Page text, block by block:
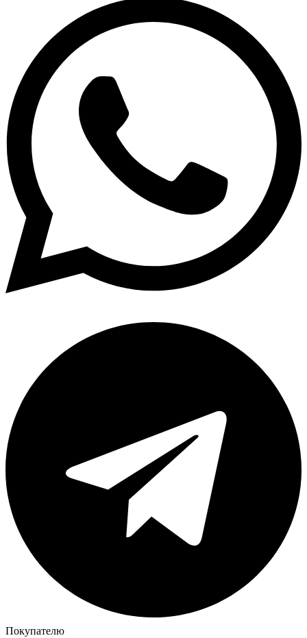
Покупателю